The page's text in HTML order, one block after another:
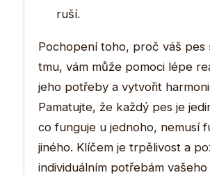
ruší.
Pochopení toho, proč váš pes
tmu, vám může pomoci lépe
jeho potřeby a vytvořit
Pamatujte, že každý pes je
co funguje u jednoho, nemusí
jiného. Klíčem je trpělivost a
individuálním potřebám vašeho